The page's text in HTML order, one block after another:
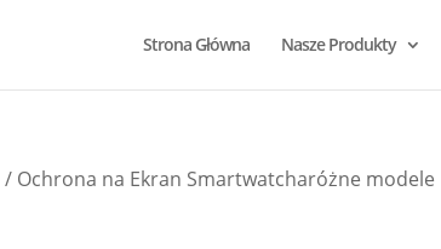
Strona Główna Nasze Produkty
/ Ochrona na Ekran Smartwatcharóżne modele